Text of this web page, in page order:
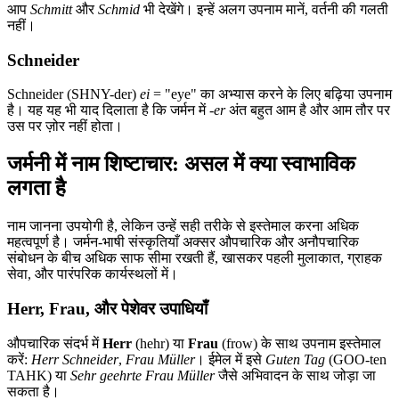
आप SchmittऔरSchmid भी देखेंगे। इन्हें अलग उपनाम मानें, वर्तनी की गलती
नहीं।
Schneider
Schneider (SHNY-der) ei = "eye" का अभ्यास करने के लिए बढ़िया उपनाम
है। यह यह भी याद दिलाता है कि जर्मन में-erअंत बहुत आम है और आम तौर पर
उस पर ज़ोर नहीं होता।
जर्मनी में नाम शिष्टाचार: असल में क्या स्वाभाविक
लगता है
नाम जानना उपयोगी है, लेकिन उन्हें सही तरीके से इस्तेमाल करना अधिक
महत्वपूर्ण है। जर्मन-भाषी संस्कृतियाँ अक्सर औपचारिक और अनौपचारिक
संबोधन के बीच अधिक साफ सीमा रखती हैं, खासकर पहली मुलाकात, ग्राहक
सेवा, और पारंपरिक कार्यस्थलों में।
Herr, Frau, और पेशेवर उपाधियाँ
औपचारिक संदर्भ मेंHerr (hehr) या Frau (frow) के साथ उपनाम इस्तेमाल
करें: Herr Schneider, Frau Müller। ईमेल में इसे Guten Tag (GOO-ten
TAHK) या Sehr geehrte Frau Müllerजैसे अभिवादन के साथ जोड़ा जा
सकता है।